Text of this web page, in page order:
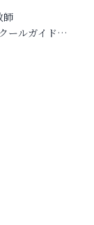
師
ールガイド…